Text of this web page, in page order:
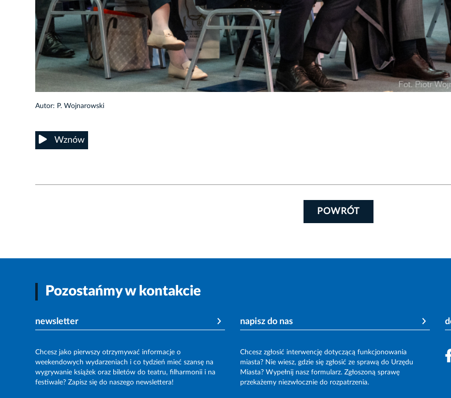
Autor: P. Wojnarowski
Wznów
POWRÓT
Pozostańmy w kontakcie
newsletter
Chcesz jako pierwszy otrzymywać informacje o
weekendowych wydarzeniach i co tydzień mieć szansę na
wygrywanie książek oraz biletów do teatru, filharmonii i na
festiwale? Zapisz się do naszego newslettera!
napisz do nas
Chcesz zgłosić interwencję dotyczącą funkcjonowania
miasta? Nie wiesz, gdzie się zgłosić ze sprawą do Urzędu
Miasta? Wypełnij nasz formularz. Zgłoszoną sprawę
przekażemy niezwłocznie do rozpatrzenia.